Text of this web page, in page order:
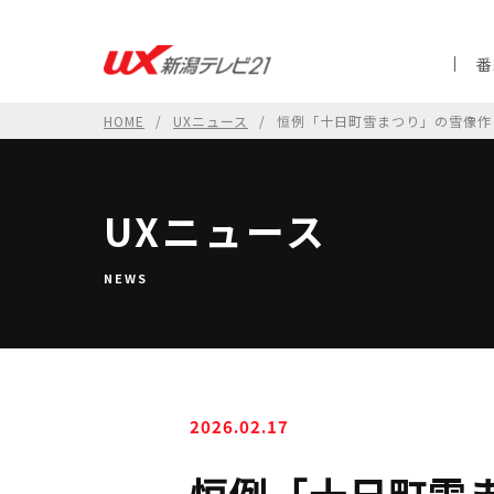
HOME UXニュース 恒例「十日町雪まつり」の雪像
UXニュース
NEWS
2026.02.17